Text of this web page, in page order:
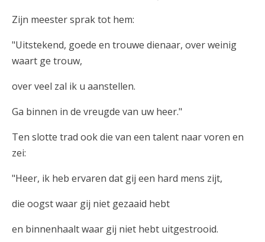
Zijn meester sprak tot hem:
"Uitstekend, goede en trouwe dienaar, over weinig
waart ge trouw,
over veel zal ik u aanstellen.
Ga binnen in de vreugde van uw heer."
Ten slotte trad ook die van een talent naar voren en
zei:
"Heer, ik heb ervaren dat gij een hard mens zijt,
die oogst waar gij niet gezaaid hebt
en binnenhaalt waar gij niet hebt uitgestrooid.